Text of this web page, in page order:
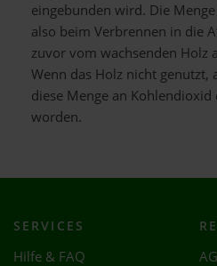
eingebunden wird. Die
also beim Verbrennen in die
zuvor vom wachsenden Holz
Wenn das Holz nicht genutzt,
diese Menge an
worden.
SERVICES
Hilfe & FAQ